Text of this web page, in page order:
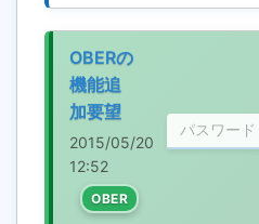
OBERの
機能追
加要望
2015/05/20
12:52
OBER